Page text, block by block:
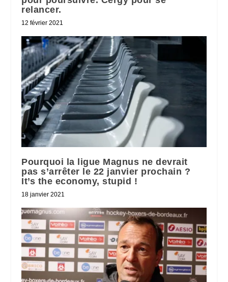
relancer.
12 février 2021
Pourquoi la ligue Magnus ne devrait
pas s’arrêter le 22 janvier prochain ?
It’s the economy, stupid !
18 janvier 2021